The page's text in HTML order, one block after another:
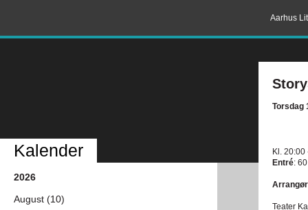
Aarhus
Torsdag
Kl. 20:00
Entré:
Teater
Kalender
2026
August (10)